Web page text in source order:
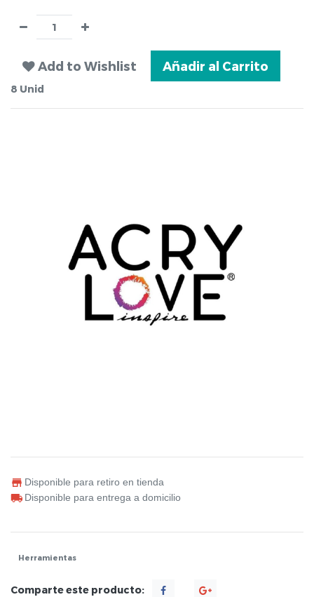
Add to Wishlist Añadir al Carrito
8 Unid
Disponible para retiro en tienda
Disponible para entrega a domicilio
Herramientas
Comparte este producto: